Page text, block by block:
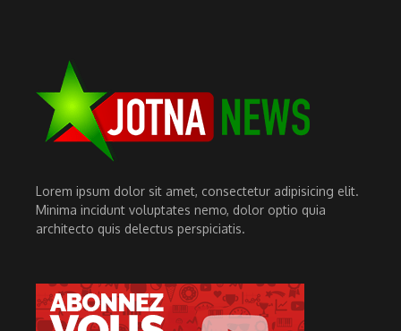
Lorem ipsum dolor sit amet, consectetur adipisicing elit.
Minima incidunt voluptates nemo, dolor optio quia
architecto quis delectus perspiciatis.